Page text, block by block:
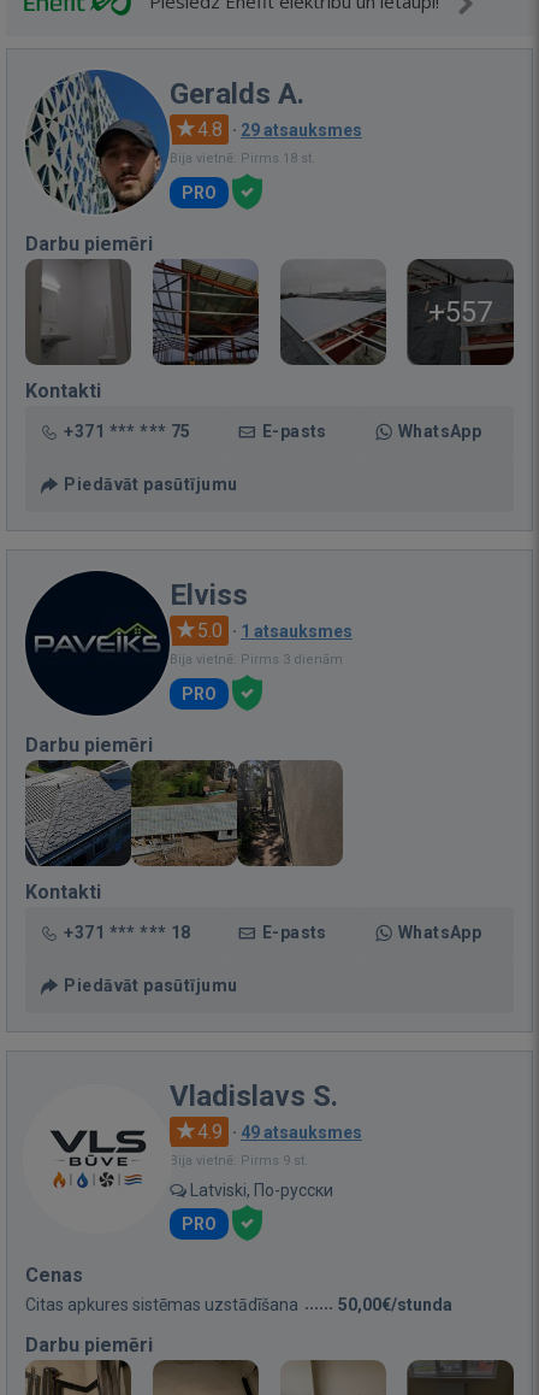
Geralds A.
4.8 · 29 atsauksmes
Bija vietnē: Pirms 18 st.
PRO
Darbu piemēri
+557
Kontakti
+371 *** *** 75 E-pasts WhatsApp
Piedāvāt pasūtījumu
Elviss
5.0 · 1 atsauksmes
Bija vietnē: Pirms 3 dienām
PRO
Darbu piemēri
Kontakti
+371 *** *** 18 E-pasts WhatsApp
Piedāvāt pasūtījumu
Vladislavs S.
4.9 · 49 atsauksmes
Bija vietnē: Pirms 9 st.
Latviski, По-русски
PRO
Cenas
Citas apkures sistēmas uzstādīšana 50,00€/stunda
Darbu piemēri